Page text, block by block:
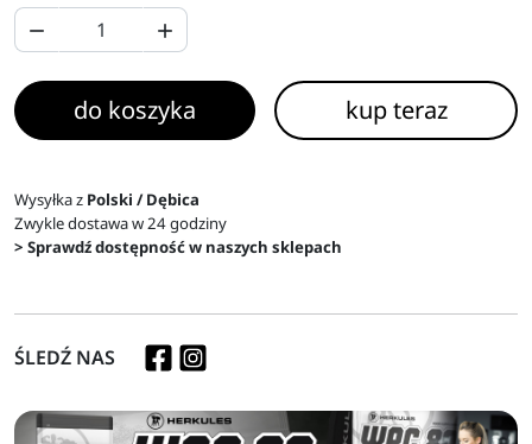
 
do koszyka kup teraz
Wysyłka z Polski / Dębica
Zwykle dostawa w 24 godziny
> Sprawdź dostępność w naszych sklepach
ŚLEDŹ NAS